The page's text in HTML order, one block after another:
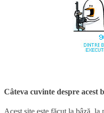
Câteva cuvinte despre acest
Acest site este făcut la bâză, la